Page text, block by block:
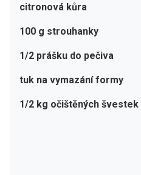
citronová kůra
100 g strouhanky
1/2 prášku do pečiva
tuk na vymazání formy
1/2 kg očištěných švestek